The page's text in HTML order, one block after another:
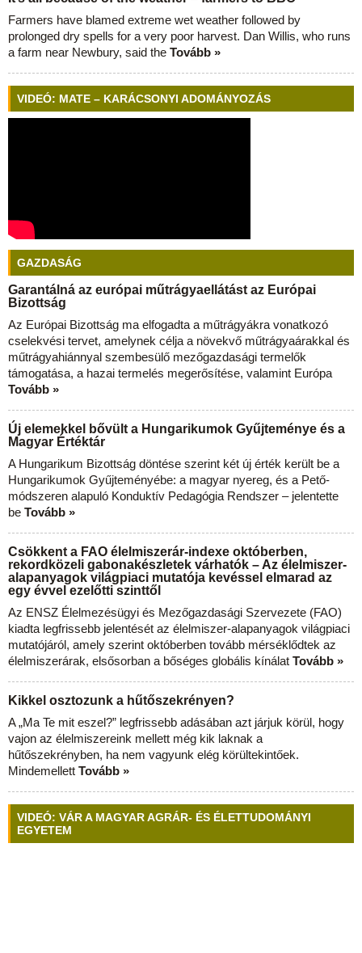
Farmers have blamed extreme wet weather followed by
prolonged dry spells for a very poor harvest. Dan Willis, who runs
a farm near Newbury, said the Tovább »
VIDEÓ: MATE – KARÁCSONYI ADOMÁNYOZÁS
GAZDASÁG
Garantálná az európai műtrágyaellátást az Európai
Bizottság
Az Európai Bizottság ma elfogadta a műtrágyákra vonatkozó
cselekvési tervet, amelynek célja a növekvő műtrágyaárakkal és
műtrágyahiánnyal szembesülő mezőgazdasági termelők
támogatása, a hazai termelés megerősítése, valamint Európa
Tovább »
Új elemekkel bővült a Hungarikumok Gyűjteménye és a
Magyar Értéktár
A Hungarikum Bizottság döntése szerint két új érték került be a
Hungarikumok Gyűjteményébe: a magyar nyereg, és a Pető-
módszeren alapuló Konduktív Pedagógia Rendszer – jelentette
be Tovább »
Csökkent a FAO élelmiszerár-indexe októberben,
rekordközeli gabonakészletek várhatók – Az élelmiszer-
alapanyagok világpiaci mutatója kevéssel elmarad az
egy évvel ezelőtti szinttől
Az ENSZ Élelmezésügyi és Mezőgazdasági Szervezete (FAO)
kiadta legfrissebb jelentését az élelmiszer-alapanyagok világpiaci
mutatójáról, amely szerint októberben tovább mérséklődtek az
élelmiszerárak, elsősorban a bőséges globális kínálat Tovább »
Kikkel osztozunk a hűtőszekrényen?
A „Ma Te mit eszel?” legfrissebb adásában azt járjuk körül, hogy
vajon az élelmiszereink mellett még kik laknak a
hűtőszekrényben, ha nem vagyunk elég körültekintőek.
Mindemellett Tovább »
VIDEÓ: VÁR A MAGYAR AGRÁR- ÉS ÉLETTUDOMÁNYI
EGYETEM